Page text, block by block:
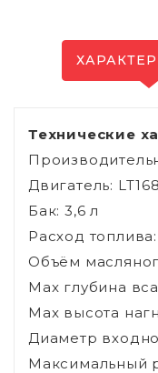
Технические
Двигатель:
Бак: 3,6 л
Расход топлива:
Объём
Max глубина
Max высота
Диаметр
Максимальный